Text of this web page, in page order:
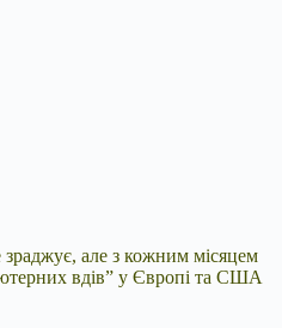
зраджує, але з кожним місяцем
вдів” у Європі та США